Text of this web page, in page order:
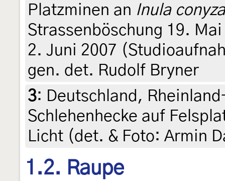
Platzminen an Inula
Strassenböschung 19.
2. Juni 2007
gen. det. Rudolf Bryner
3: Deutschland,
Schlehenhecke auf
Licht (det. & Foto: Armin
1.2. Raupe